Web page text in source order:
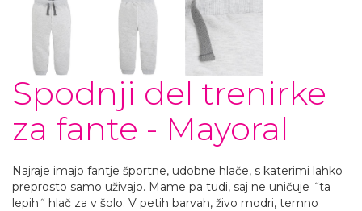
Spodnji del trenirke
za fante - Mayoral
Najraje imajo fantje športne, udobne hlače, s katerimi lahko
preprosto samo uživajo. Mame pa tudi, saj ne uničuje ˝ta
lepih˝ hlač za v šolo. V petih barvah, živo modri, temno